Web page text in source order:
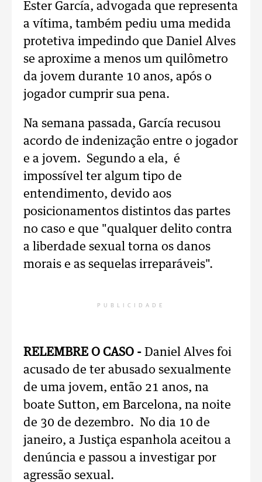
Ester García, advogada que representa
a vítima, também pediu uma medida
protetiva impedindo que Daniel Alves
se aproxime a menos um quilômetro
da jovem durante 10 anos, após o
jogador cumprir sua pena.
Na semana passada, García recusou
acordo de indenização entre o jogador
e a jovem. Segundo a ela, é
impossível ter algum tipo de
entendimento, devido aos
posicionamentos distintos das partes
no caso e que "qualquer delito contra
a liberdade sexual torna os danos
morais e as sequelas irreparáveis".
PUBLICIDADE
RELEMBRE O CASO - Daniel Alves foi
acusado de ter abusado sexualmente
de uma jovem, então 21 anos, na
boate Sutton, em Barcelona, na noite
de 30 de dezembro. No dia 10 de
janeiro, a Justiça espanhola aceitou a
denúncia e passou a investigar por
agressão sexual.